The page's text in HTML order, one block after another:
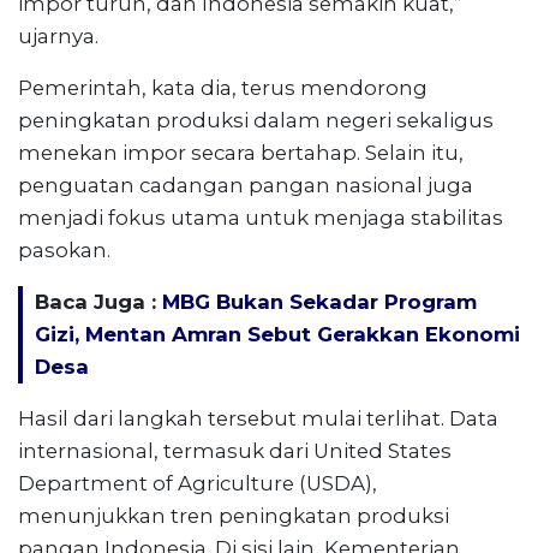
ujarnya.
Pemerintah, kata dia, terus mendorong
peningkatan produksi dalam negeri sekaligus
menekan impor secara bertahap. Selain itu,
penguatan cadangan pangan nasional juga
menjadi fokus utama untuk menjaga stabilitas
pasokan.
Baca Juga : MBG Bukan Sekadar Program
Gizi, Mentan Amran Sebut Gerakkan Ekonomi
Desa
Hasil dari langkah tersebut mulai terlihat. Data
internasional, termasuk dari United States
Department of Agriculture (USDA),
menunjukkan tren peningkatan produksi
pangan Indonesia. Di sisi lain, Kementerian